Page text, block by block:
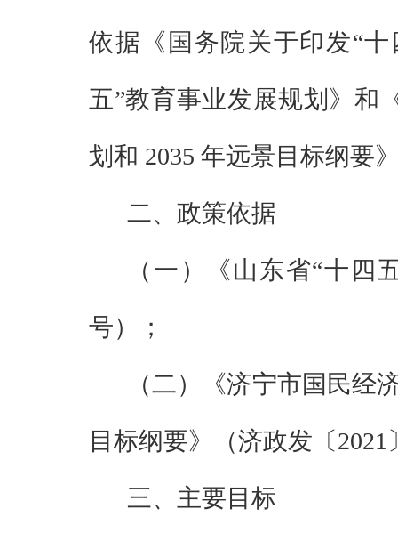
依据《国务院关于印发“十
五”教育事业发展规划》和
划和 2035 年远景目标纲要
二、政策依据
（一）《山东省“十四
号）；
（二）《济宁市国民经
目标纲要》（济政发〔2021
三、主要目标